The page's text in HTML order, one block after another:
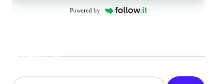
Powered by
Buscar